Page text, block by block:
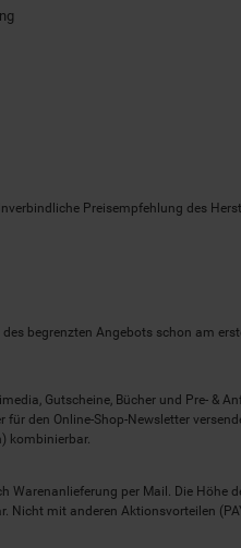
Preisempfehlung des
begrenzten Angebots schon am
Gutscheine, Bücher und Pre- &
den Online-Shop-Newsletter
kombinierbar.
Warenanlieferung per Mail. Die Höhe
mit anderen Aktionsvorteilen